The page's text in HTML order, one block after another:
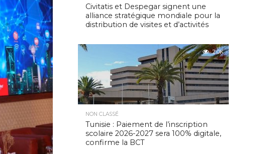
Civitatis et Despegar signent une
alliance stratégique mondiale pour la
distribution de visites et d’activités
2.0K
NON CLASSÉ
Tunisie : Paiement de l’inscription
scolaire 2026-2027 sera 100% digitale,
confirme la BCT